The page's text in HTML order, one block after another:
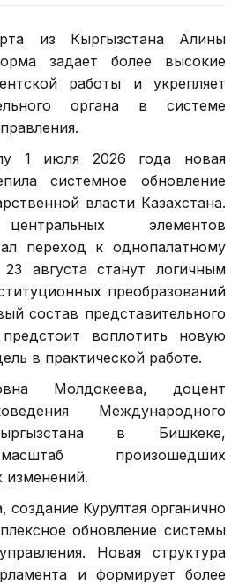
из Кыргызстана Алины
задает более высокие
работы и укрепляет
органа в системе
1 июля 2026 года новая
системное обновление
власти Казахстана.
элементов
переход к однопалатному
августа станут логичным
преобразований
состав представительного
воплотить новую
в практической работе.
Молдокеева, доцент
Международного
в Бишкеке,
произошедших
изменений.
создание Курултая органично
обновление системы
Новая структура
и формирует более